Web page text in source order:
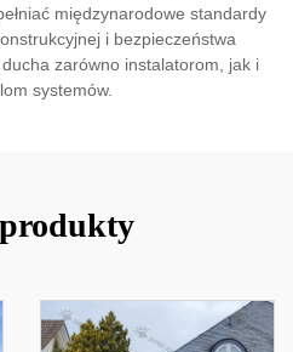
międzynarodowe standardy
i bezpieczeństwa
zarówno instalatorom, jak i
systemów.